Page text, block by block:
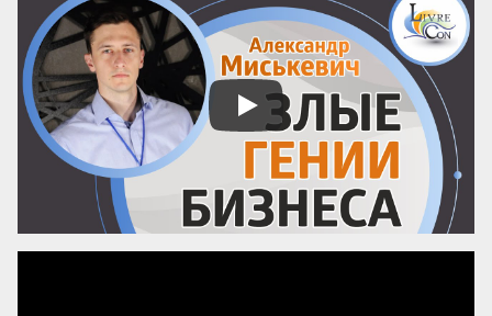
успех! Кто думает иначе — пусть
проведет простой эксперимент: спросит
у кого угодно, какая книга более
знаменита: про черта в городе или про
джинна в деревне? Никто вам ничего
вразумительного не скажет. Но если
поставить вопрос иначе: какая книга
более знаменита: «‎Мастер и Маргарита»
или «...